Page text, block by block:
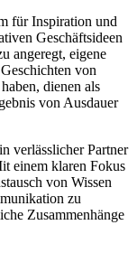
für Inspiration und
Geschäftsideen
angeregt, eigene
von
dienen als
von Ausdauer
verlässlicher Partner
einem klaren Fokus
von Wissen
zu
Zusammenhänge